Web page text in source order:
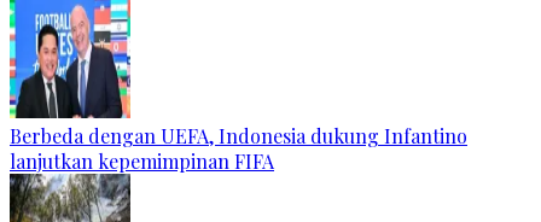
Berbeda dengan UEFA, Indonesia dukung Infantino
lanjutkan kepemimpinan FIFA